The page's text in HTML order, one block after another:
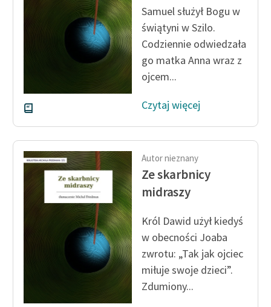
Samuel służył Bogu w
świątyni w Szilo.
Codziennie odwiedzała
go matka Anna wraz z
ojcem...
Czytaj więcej
Autor nieznany
Ze skarbnicy
midraszy
Król Dawid użył kiedyś
w obecności Joaba
zwrotu: „Tak jak ojciec
miłuje swoje dzieci”.
Zdumiony...